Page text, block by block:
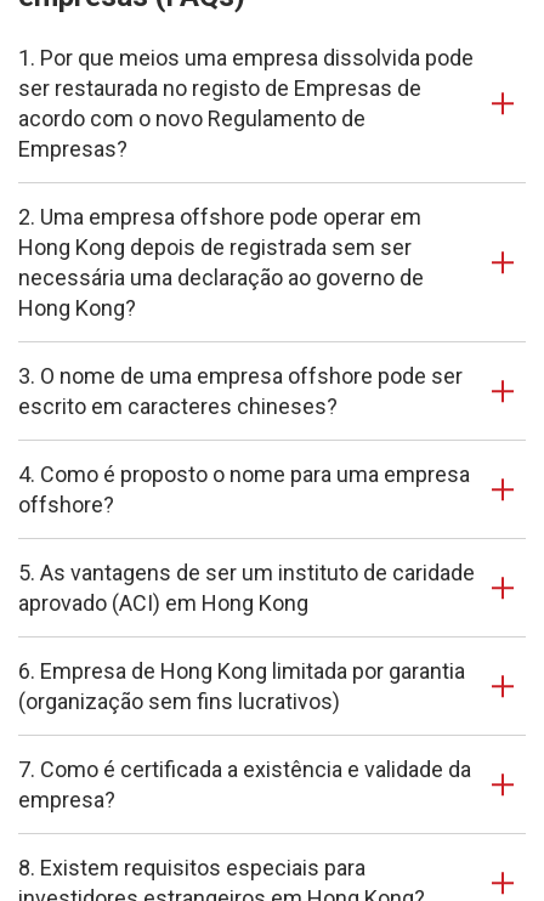
1. Por que meios uma empresa dissolvida pode
ser restaurada no registo de Empresas de
acordo com o novo Regulamento de
Empresas?
2. Uma empresa offshore pode operar em
Hong Kong depois de registrada sem ser
necessária uma declaração ao governo de
Hong Kong?
3. O nome de uma empresa offshore pode ser
escrito em caracteres chineses?
4. Como é proposto o nome para uma empresa
offshore?
5. As vantagens de ser um instituto de caridade
aprovado (ACI) em Hong Kong
6. Empresa de Hong Kong limitada por garantia
(organização sem fins lucrativos)
7. Como é certificada a existência e validade da
empresa?
8. Existem requisitos especiais para